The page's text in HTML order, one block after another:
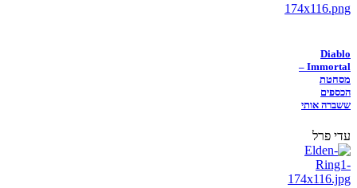
Diablo
Immortal –
מסחטת
הכספים
ששברה אותי
עדי פרל